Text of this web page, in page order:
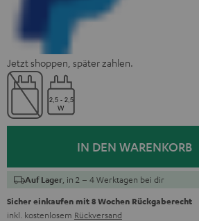
Jetzt shoppen, später zahlen.
IN DEN WARENKORB
Auf Lager , in 2 – 4 Werktagen bei dir
Sicher einkaufen mit 8 Wochen Rückgaberecht
inkl. kostenlosem Rückversand